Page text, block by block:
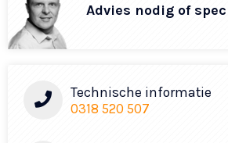
Advies nodig of
Technische informatie
0318 520 507